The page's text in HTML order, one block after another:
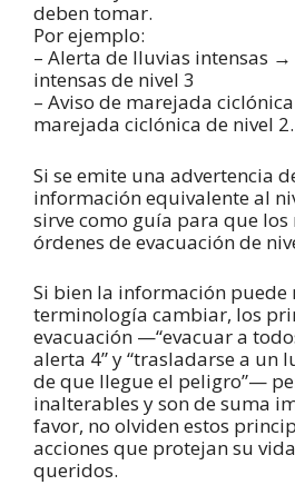
deben tomar.
Por ejemplo:
– Alerta de lluvias intensas
intensas de nivel 3
– Aviso de marejada
marejada ciclónica de nivel 2.
Si se emite una advertencia
información equivalente al
sirve como guía para que
órdenes de evacuación de
Si bien la información puede
terminología cambiar, los
evacuación —“evacuar a
alerta 4” y “trasladarse a un
de que llegue el peligro”—
inalterables y son de suma
favor, no olviden estos
acciones que protejan su
queridos.